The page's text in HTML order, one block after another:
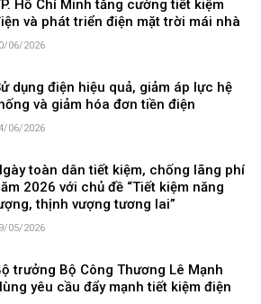
Hồ Chí Minh tăng cường tiết kiệm
và phát triển điện mặt trời mái nhà
06/2026
dụng điện hiệu quả, giảm áp lực hệ
và giảm hóa đơn tiền điện
06/2026
toàn dân tiết kiệm, chống lãng phí
2026 với chủ đề “Tiết kiệm năng
thịnh vượng tương lai”
05/2026
trưởng Bộ Công Thương Lê Mạnh
yêu cầu đẩy mạnh tiết kiệm điện